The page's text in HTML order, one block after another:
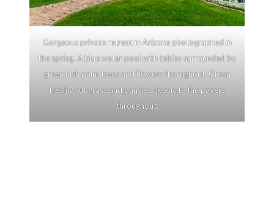
Gorgeous private retreat in Arizona photographed in
the spring. A blue water pool with tables surrounded by
green lush palm trees and flowers thorughout. Green
freshly cut grass and pansies decorate the pavers
throughout.